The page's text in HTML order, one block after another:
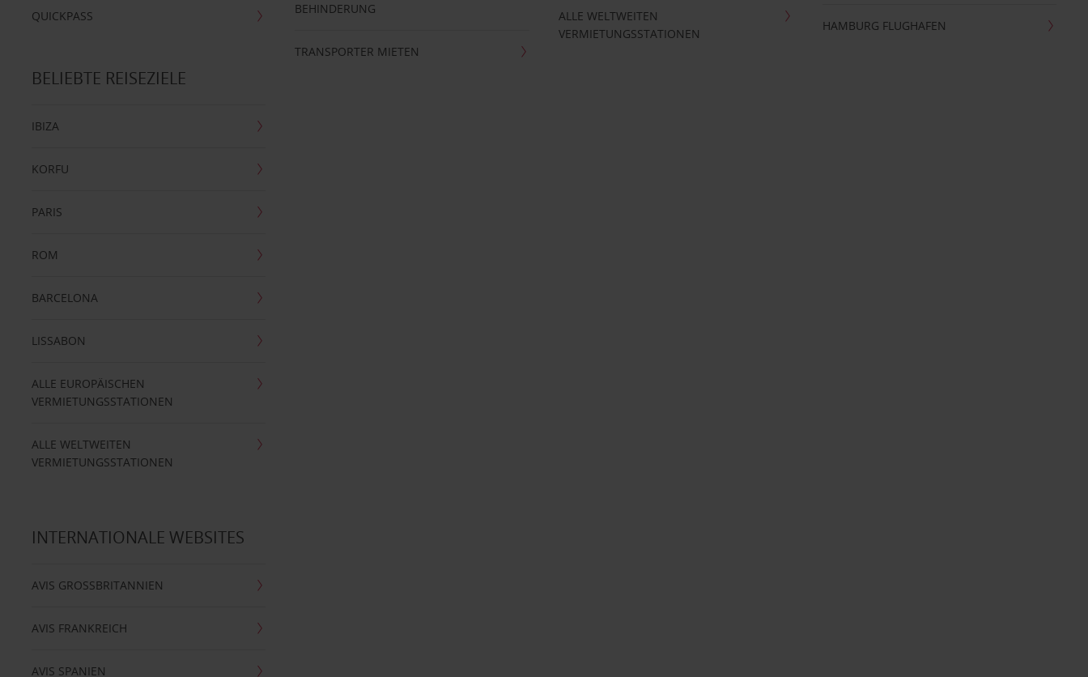
QUICKPASS
BEHINDERUNG
TRANSPORTER MIETEN
ALLE WELTWEITEN
VERMIETUNGSSTATIONEN
HAMBURG FLUGHAFEN
BELIEBTE REISEZIELE
IBIZA
KORFU
PARIS
ROM
BARCELONA
LISSABON
ALLE EUROPÄISCHEN
VERMIETUNGSSTATIONEN
ALLE WELTWEITEN
VERMIETUNGSSTATIONEN
INTERNATIONALE WEBSITES
AVIS GROSSBRITANNIEN
AVIS FRANKREICH
AVIS SPANIEN